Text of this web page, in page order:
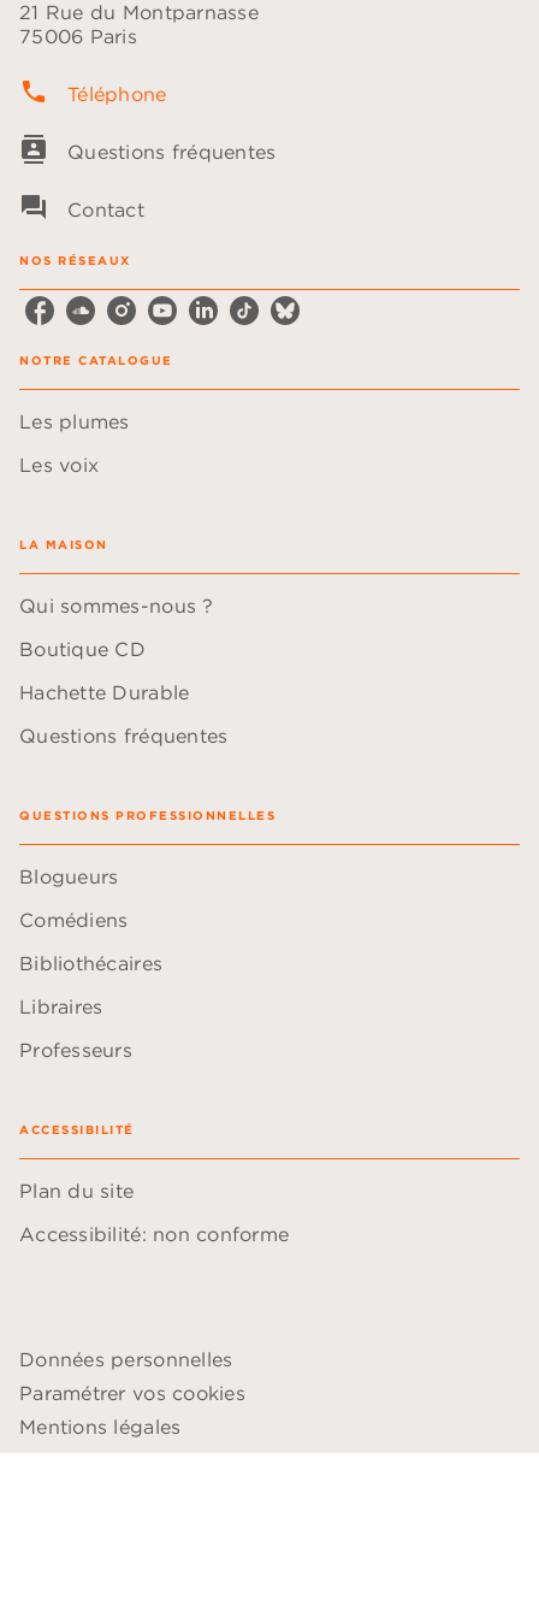
21 Rue du Montparnasse
75006 Paris
phone Téléphone
contacts Questions fréquentes
question_answer Contact
NOS RÉSEAUX
NOTRE CATALOGUE
Les plumes
Les voix
LA MAISON
Qui sommes-nous ?
Boutique CD
Hachette Durable
Questions fréquentes
QUESTIONS PROFESSIONNELLES
Blogueurs
Comédiens
Bibliothécaires
Libraires
Professeurs
ACCESSIBILITÉ
Plan du site
Accessibilité: non conforme
Données personnelles
Paramétrer vos cookies
Mentions légales
Conditions générales d'utilisation